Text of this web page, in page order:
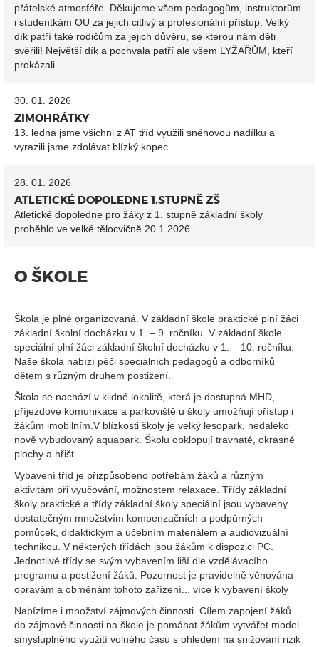
přátelské atmosféře. Děkujeme všem pedagogům, instruktorům
i studentkám OU za jejich citlivý a profesionální přístup. Velký
dík patří také rodičům za jejich důvěru, se kterou nám děti
svěřili! Největší dík a pochvala patří ale všem LYŽAŘŮM, kteří
prokázali...
30. 01. 2026
ZIMOHRÁTKY
13. ledna jsme všichni z AT tříd využili sněhovou nadílku a
vyrazili jsme zdolávat blízký kopec....
28. 01. 2026
ATLETICKÉ DOPOLEDNE 1.STUPNĚ ZŠ
Atletické dopoledne pro žáky z 1. stupně základní školy
proběhlo ve velké tělocvičně 20.1.2026.
O ŠKOLE
Škola je plně organizovaná. V základní škole praktické plní žáci
základní školní docházku v 1. – 9. ročníku. V základní škole
speciální plní žáci základní školní docházku v 1. – 10. ročníku.
Naše škola nabízí péči speciálních pedagogů a odborníků
dětem s různým druhem postižení.
Škola se nachází v klidné lokalitě, která je dostupná MHD,
příjezdové komunikace a parkoviště u školy umožňují přístup i
žákům imobilním.V blízkosti školy je velký lesopark, nedaleko
nově vybudovaný aquapark. Školu obklopují travnaté, okrasné
plochy a hřišt.
Vybavení tříd je přizpůsobeno potřebám žáků a různým
aktivitám při vyučování, možnostem relaxace. Třídy základní
školy praktické a třídy základní školy speciální jsou vybaveny
dostatečným množstvím kompenzačních a podpůrných
pomůcek, didaktickým a učebním materiálem a audiovizuální
technikou. V některých třídách jsou žákům k dispozici PC.
Jednotlivé třídy se svým vybavením liší dle vzdělávacího
programu a postižení žáků. Pozornost je pravidelně věnována
opravám a obměnám tohoto zařízení... více k vybavení školy
Nabízíme i množství zájmových činnosti. Cílem zapojení žáků
do zájmové činnosti na škole je pomáhat žákům vytvářet model
smysluplného využití volného času s ohledem na snižování rizik